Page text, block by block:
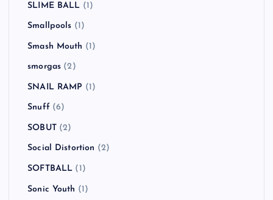
SLIME BALL (1)
Smallpools (1)
Smash Mouth (1)
smorgas (2)
SNAIL RAMP (1)
Snuff (6)
SOBUT(2)
Social Distortion (2)
SOFTBALL (1)
Sonic Youth (1)